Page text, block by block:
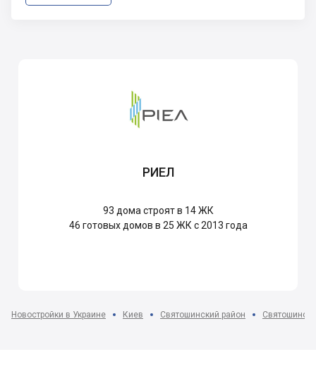
РИЕЛ
93 дома строят в 14 ЖК
46 готовых домов в 25 ЖК с 2013 года
Новостройки в Украине Киев Святошинский район Святошино